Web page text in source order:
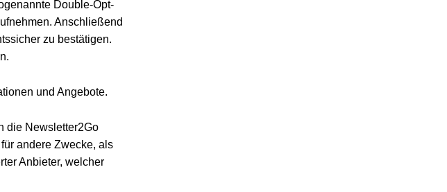
Double-Opt-
Anschließend
zu bestätigen.
und Angebote.
die Newsletter2Go
andere Zwecke, als
Anbieter, welcher